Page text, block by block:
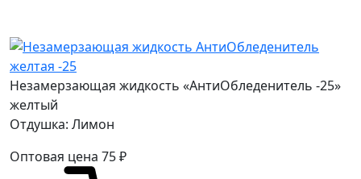
Незамерзающая жидкость «АнтиОбледенитель -25»
желтый
Отдушка: Лимон
Оптовая цена 75₽